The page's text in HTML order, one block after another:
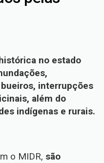
no estado
interrupções
além do
indígenas e rurais.
o MIDR, são